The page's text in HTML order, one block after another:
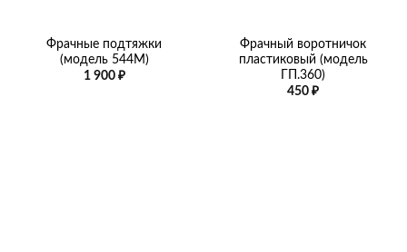
Фрачные подтяжки
(модель 544М)
1 900 ₽
Фрачный воротничок
пластиковый (модель
ГП.360)
450 ₽